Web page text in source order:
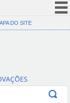
(COVID-19)
Canais
DO SITE